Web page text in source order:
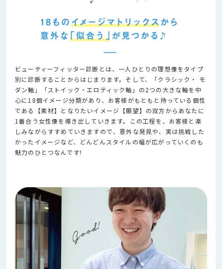
ビューティーフィッター診断とは、一人ひとりの理想像をタイプ
別に診断することからはじまります。そして、「クラシック・ モ
ダン軸」「ストイック・エロティック軸」の2つの大きな軸を中
心に18個イメージ分類があり、お客様がもともと持っている個性
である【素材】となりたいイメージ【願望】の双方からあなたに
1番合う女性像を導き出していきます。この工程を、お客様と楽
しみながらすすめていきますので、意外な発見や、実は挑戦した
かったイメージなど、どんどんスタイルの幅が広がっていくのも
魅力のひとつなんです!